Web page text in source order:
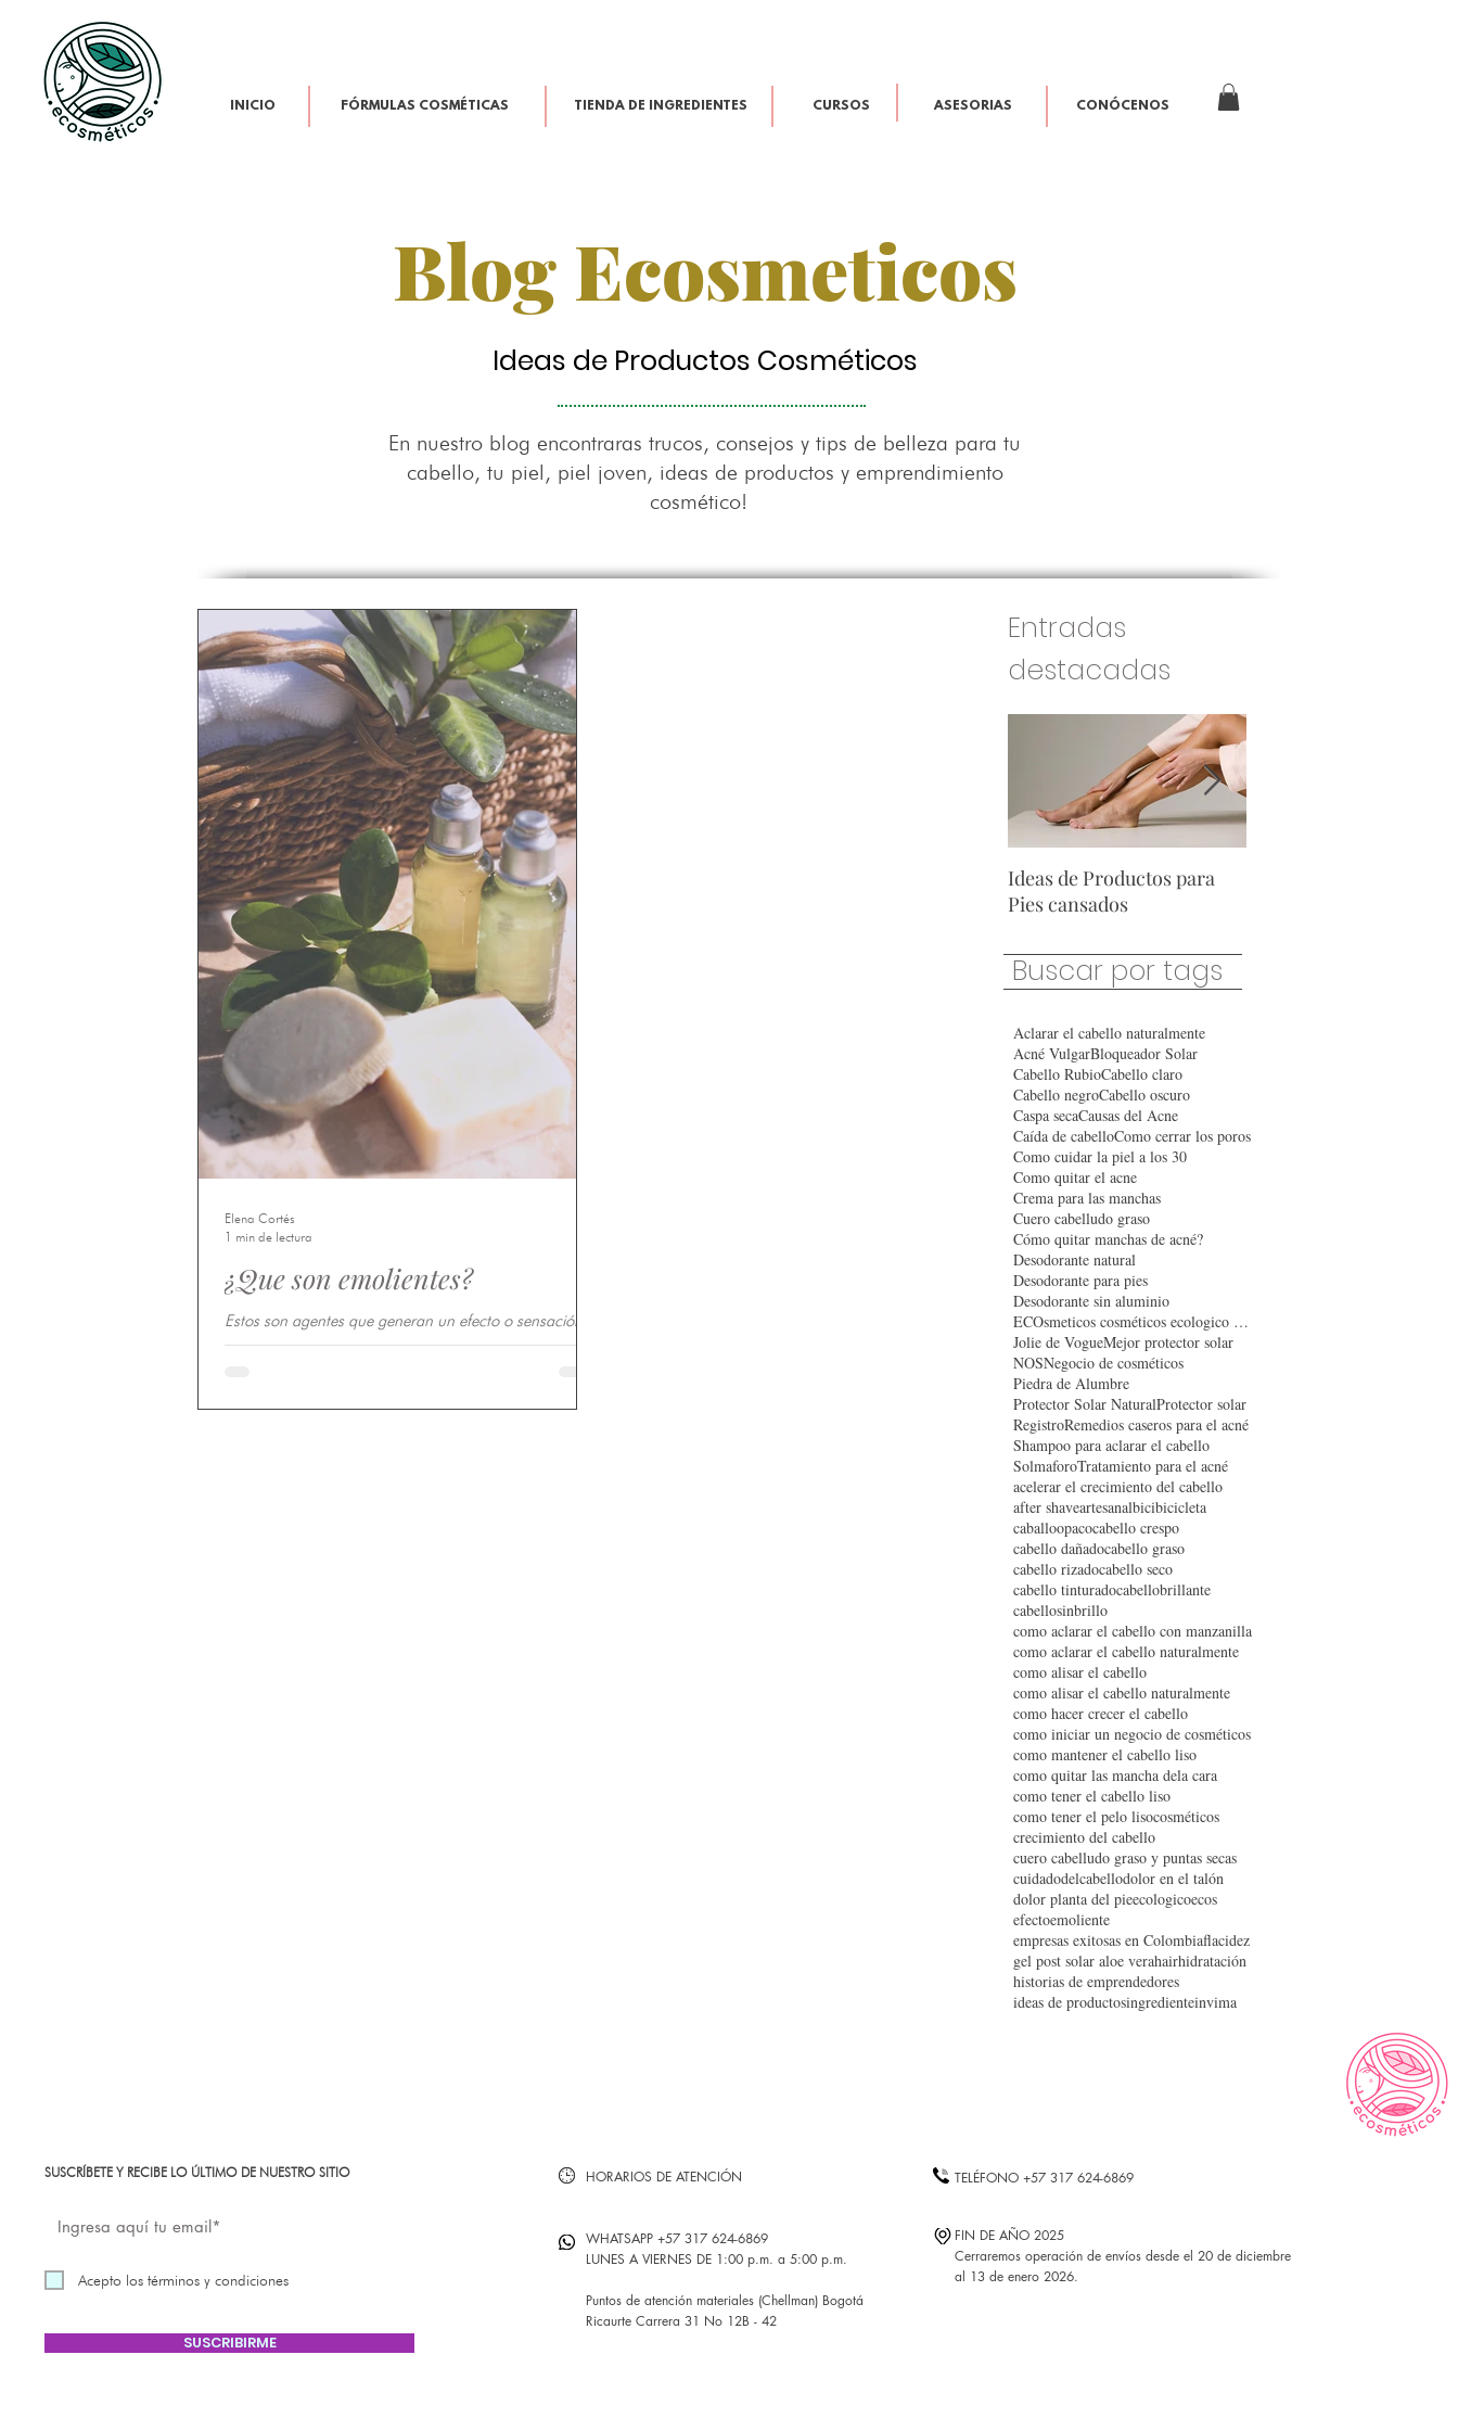
INICIO FÓRMULAS COSMÉTICAS TIENDA DE INGREDIENTES CURSOS ASESORIAS CONÓCENOS
Blog Ecosmeticos
Ideas de Productos Cosméticos
En nuestro blog encontraras trucos, consejos y tips de belleza para tu
cabello, tu piel, piel joven, ideas de productos y emprendimiento
cosmético!
¿Que son emolientes?
Estos son agentes que generan un efecto o sensación
de alisamiento (uniformidad) y suavidad en la piel,
Elena Cortés
1 min de lectura
Entradas
destacadas
Ideas de Productos para
Pies cansados
Buscar por tags
Aclarar el cabello naturalmente
Acné VulgarBloqueador Solar
Cabello RubioCabello claro
Cabello negroCabello oscuro
Caspa secaCausas del Acne
Caída de cabelloComo cerrar los poros
Como cuidar la piel a los 30
Como quitar el acne
Crema para las manchas
Cuero cabelludo graso
Cómo quitar manchas de acné?
Desodorante natural
Desodorante para pies
Desodorante sin aluminio
ECOsmeticos cosméticos ecologico organico
Jolie de VogueMejor protector solar
NOSNegocio de cosméticos
Piedra de Alumbre
Protector Solar NaturalProtector solar
RegistroRemedios caseros para el acné
Shampoo para aclarar el cabello
SolmaforoTratamiento para el acné
acelerar el crecimiento del cabello
after shaveartesanalbicibicicleta
caballoopacocabello crespo
cabello dañadocabello graso
cabello rizadocabello seco
cabello tinturadocabellobrillante
cabellosinbrillo
como aclarar el cabello con manzanilla
como aclarar el cabello naturalmente
como alisar el cabello
como alisar el cabello naturalmente
como hacer crecer el cabello
como iniciar un negocio de cosméticos
como mantener el cabello liso
como quitar las mancha dela cara
como tener el cabello liso
como tener el pelo lisocosméticos
crecimiento del cabello
cuero cabelludo graso y puntas secas
cuidadodelcabellodolor en el talón
dolor planta del pieecologicoecos
efectoemoliente
empresas exitosas en Colombiaflacidez
gel post solar aloe verahairhidratación
historias de emprendedores
ideas de productosingredienteinvima
SUSCRÍBETE Y RECIBE LO ÚLTIMO DE NUESTRO SITIO
Acepto los términos y condiciones
SUSCRIBIRME
HORARIOS DE ATENCIÓN
WHATSAPP +57 317 624-6869
LUNES A VIERNES DE 1:00 p.m. a 5:00 p.m.
Puntos de atención materiales (Chellman) Bogotá
Ricaurte Carrera 31 No 12B - 42
TELÉFONO +57 317 624-6869
FIN DE AÑO 2025
Cerraremos operación de envíos desde el 20 de diciembre
al 13 de enero 2026.